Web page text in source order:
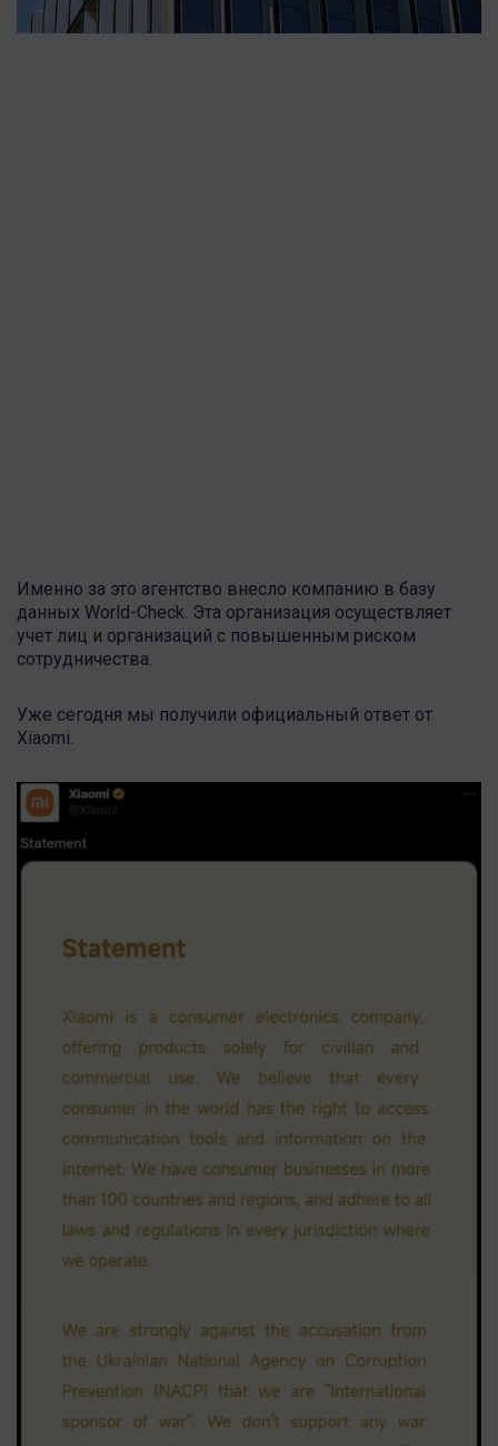
Именно за это агентство внесло компанию в базу
данных World-Check. Эта организация осуществляет
учет лиц и организаций с повышенным риском
сотрудничества.
Уже сегодня мы получили официальный ответ от
Xiaomi.